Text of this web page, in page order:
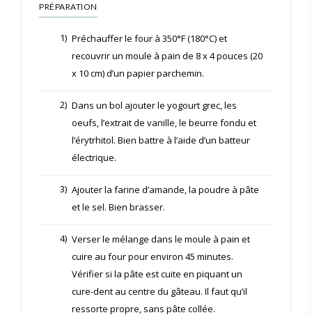
PRÉPARATION
1) Préchauffer le four à 350°F (180°C) et
recouvrir un moule à pain de 8 x 4 pouces (20
x 10 cm) d’un papier parchemin.
2) Dans un bol ajouter le yogourt grec, les
oeufs, l’extrait de vanille, le beurre fondu et
l’érytrhitol. Bien battre à l’aide d’un batteur
électrique.
3) Ajouter la farine d’amande, la poudre à pâte
et le sel. Bien brasser.
4) Verser le mélange dans le moule à pain et
cuire au four pour environ 45 minutes.
Vérifier si la pâte est cuite en piquant un
cure-dent au centre du gâteau. Il faut qu’il
ressorte propre, sans pâte collée.